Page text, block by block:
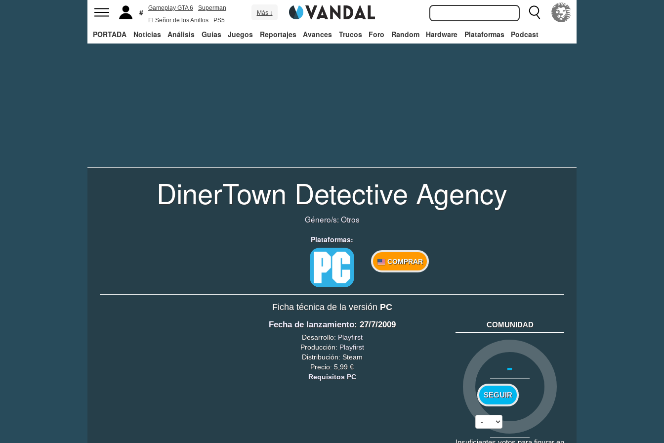
Gameplay GTA 6
Superman
El Señor de los Anillos
PS5
Más ↓
PORTADA Noticias Análisis Guías Juegos Reportajes Avances Trucos Foro Random Hardware Plataformas Podcast
DinerTown Detective Agency
Género/s: Otros
Plataformas:
COMPRAR
Ficha técnica de la versión PC
Fecha de lanzamiento: 27/7/2009
Desarrollo: Playfirst
Producción: Playfirst
Distribución: Steam
Precio: 5,99 €
Requisitos PC
COMUNIDAD
-
SEGUIR